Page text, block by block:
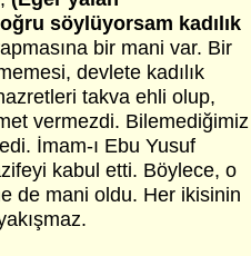
söylüyorsam kadılık
bir mani var. Bir
devlete kadılık
takva ehli olup,
vermezdi. Bilemediğimiz
İmam-ı Ebu Yusuf
kabul etti. Böylece, o
de mani oldu. Her ikisinin